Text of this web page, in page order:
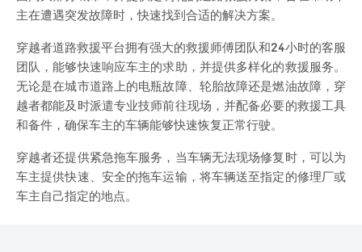
主在遭遇突发故障时，快速找到合适的解决方案。
穿越者道路救援平台拥有强大的救援师傅团队和24小时的客服
团队，能够快速响应车主的求助，并提供多样化的救援服务。
无论是在城市道路上的电瓶故障、轮胎故障还是燃油故障，穿
越者都能及时派遣专业技师前往现场，并配备必要的救援工具
和备件，确保车主的车辆能够快速恢复正常行驶。
穿越者还提供紧急拖车服务，当车辆无法现场修复时，可以为
车主提供快速、安全的拖车运输，将车辆送至指定的修理厂或
车主自己指定的地点。